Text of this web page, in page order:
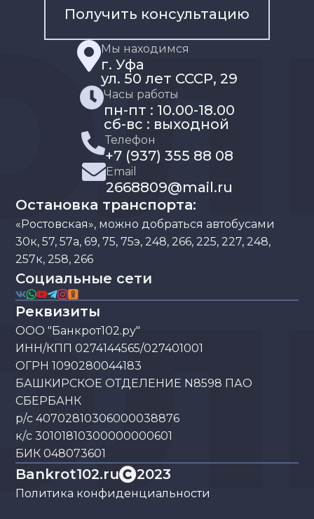
Социальные сети
Остановка транспорта:
«Ростовская», можно добраться автобусами
30к, 57, 57а, 69, 75, 75э, 248, 266, 225, 227, 248,
257к, 258, 266
Получить консультацию
Мы находимся
г. Уфа
ул. 50 лет СССР, 29
Часы работы
пн-пт : 10.00-18.00
сб-вс : выходной
Телефон
+7 (937) 355 88 08
Email
2668809@mail.ru
Реквизиты
ООО "Банкрот102.ру"
ИНН/КПП 0274144565/027401001
ОГРН 1090280044183
БАШКИРСКОЕ ОТДЕЛЕНИЕ N8598 ПАО
СБЕРБАНК
р/с 40702810306000038876
к/с 30101810300000000601
БИК 048073601
Bankrot102.ru 2023
Политика конфиденциальности